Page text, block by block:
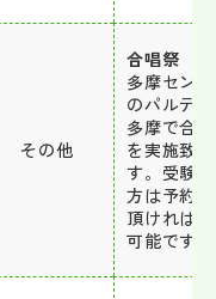
その他
合唱祭
多摩セン
のパルテ
多摩で合
を実施致
す。受験
方は予約
頂ければ
可能です。